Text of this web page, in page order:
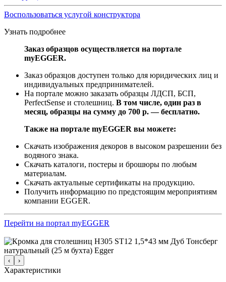
Воспользоваться услугой конструктора
Узнать подробнее
Заказ образцов осуществляется на портале
myEGGER.
Заказ образцов доступен только для юридических лиц и
индивидуальных предпринимателей.
На портале можно заказать образцы ЛДСП, БСП,
PerfectSense и столешниц. В том числе, один раз в
месяц, образцы на сумму до 700 р. — бесплатно.
Также на портале myEGGER вы можете:
Скачать изображения декоров в высоком разрешении без
водяного знака.
Скачать каталоги, постеры и брошюры по любым
материалам.
Скачать актуальные сертификаты на продукцию.
Получить информацию по предстоящим мероприятиям
компании EGGER.
Перейти на портал myEGGER
‹ ›
Характеристики